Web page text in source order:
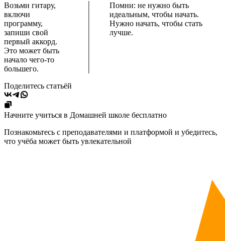
Возьми гитару,
включи
программу,
запиши свой
первый аккорд.
Это может быть
начало чего-то
большего.
Помни: не нужно быть
идеальным, чтобы начать.
Нужно начать, чтобы стать
лучше.
Поделитесь статьёй
Начните учиться в Домашней школе бесплатно
Познакомьтесь с преподавателями и платформой и убедитесь,
что учёба может быть увлекательной